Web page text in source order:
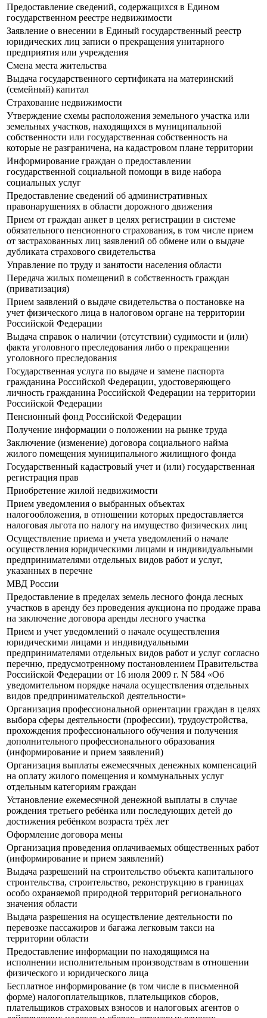
Предоставление сведений, содержащихся в Едином
государственном реестре недвижимости
Заявление о внесении в Единый государственный реестр
юридических лиц записи о прекращения унитарного
предприятия или учреждения
Смена места жительства
Выдача государственного сертификата на материнский
(семейный) капитал
Страхование недвижимости
Утверждение схемы расположения земельного участка или
земельных участков, находящихся в муниципальной
собственности или государственная собственность на
которые не разграничена, на кадастровом плане территории
Информирование граждан о предоставлении
государственной социальной помощи в виде набора
социальных услуг
Предоставление сведений об административных
правонарушениях в области дорожного движения
Прием от граждан анкет в целях регистрации в системе
обязательного пенсионного страхования, в том числе прием
от застрахованных лиц заявлений об обмене или о выдаче
дубликата страхового свидетельства
Управление по труду и занятости населения области
Передача жилых помещений в собственность граждан
(приватизация)
Прием заявлений о выдаче свидетельства о постановке на
учет физического лица в налоговом органе на территории
Российской Федерации
Выдача справок о наличии (отсутствии) судимости и (или)
факта уголовного преследования либо о прекращении
уголовного преследования
Государственная услуга по выдаче и замене паспорта
гражданина Российской Федерации, удостоверяющего
личность гражданина Российской Федерации на территории
Российской Федерации
Пенсионный фонд Российской Федерации
Получение информации о положении на рынке труда
Заключение (изменение) договора социального найма
жилого помещения муниципального жилищного фонда
Государственный кадастровый учет и (или) государственная
регистрация прав
Приобретение жилой недвижимости
Прием уведомления о выбранных объектах
налогообложения, в отношении которых предоставляется
налоговая льгота по налогу на имущество физических лиц
Осуществление приема и учета уведомлений о начале
осуществления юридическими лицами и индивидуальными
предпринимателями отдельных видов работ и услуг,
указанных в перечне
МВД России
Предоставление в пределах земель лесного фонда лесных
участков в аренду без проведения аукциона по продаже права
на заключение договора аренды лесного участка
Прием и учет уведомлений о начале осуществления
юридическими лицами и индивидуальными
предпринимателями отдельных видов работ и услуг согласно
перечню, предусмотренному постановлением Правительства
Российской Федерации от 16 июля 2009 г. N 584 «Об
уведомительном порядке начала осуществления отдельных
видов предпринимательской деятельности»
Организация профессиональной ориентации граждан в целях
выбора сферы деятельности (профессии), трудоустройства,
прохождения профессионального обучения и получения
дополнительного профессионального образования
(информирование и прием заявлений)
Организация выплаты ежемесячных денежных компенсаций
на оплату жилого помещения и коммунальных услуг
отдельным категориям граждан
Установление ежемесячной денежной выплаты в случае
рождения третьего ребёнка или последующих детей до
достижения ребёнком возраста трёх лет
Оформление договора мены
Организация проведения оплачиваемых общественных работ
(информирование и прием заявлений)
Выдача разрешений на строительство объекта капитального
строительства, строительство, реконструкцию в границах
особо охраняемой природной территорий регионального
значения области
Выдача разрешения на осуществление деятельности по
перевозке пассажиров и багажа легковым такси на
территории области
Предоставление информации по находящимся на
исполнении исполнительным производствам в отношении
физического и юридического лица
Бесплатное информирование (в том числе в письменной
форме) налогоплательщиков, плательщиков сборов,
плательщиков страховых взносов и налоговых агентов о